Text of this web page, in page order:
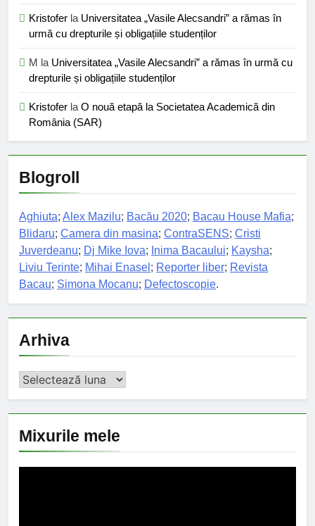
Kristofer la Universitatea „Vasile Alecsandri” a rămas în
urmă cu drepturile și obligațiile studenților
M la Universitatea „Vasile Alecsandri” a rămas în urmă cu
drepturile și obligațiile studenților
Kristofer la O nouă etapă la Societatea Academică din
România (SAR)
Blogroll
Aghiuta; Alex Mazilu; Bacău 2020; Bacau House Mafia;
Blidaru; Camera din masina; ContraSENS; Cristi
Juverdeanu; Dj Mike Iova; Inima Bacaului; Kaysha;
Liviu Terinte; Mihai Enasel ; Reporter liber; Revista
Bacau; Simona Mocanu; Defectoscopie.
Arhiva
Arhiva
Mixurile mele